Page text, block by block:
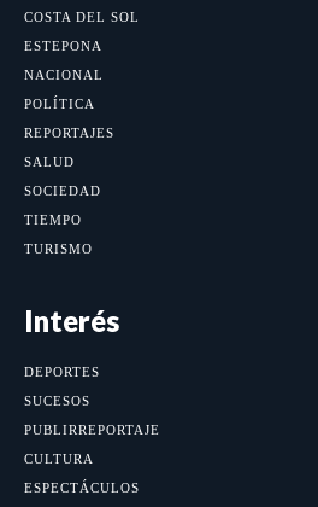
COSTA DEL SOL
ESTEPONA
NACIONAL
POLÍTICA
REPORTAJES
SALUD
SOCIEDAD
TIEMPO
TURISMO
Interés
DEPORTES
SUCESOS
PUBLIRREPORTAJE
CULTURA
ESPECTÁCULOS